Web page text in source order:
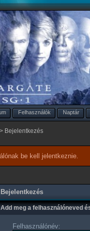
Felhasználók Naptár
> Bejelentkezés
be kell jelentkeznie.
Bejelentkezés
Add meg a felhasználóneved
Felhasználónév: